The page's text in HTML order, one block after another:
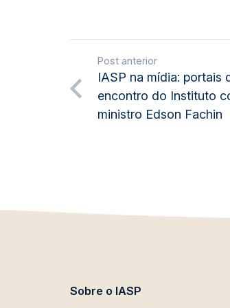
Post anterior
IASP na mídia: portais
encontro do Instituto
ministro Edson Fachin
Sobre o IASP